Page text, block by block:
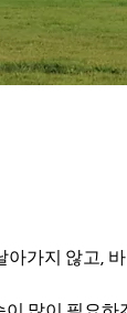
가지 않고,